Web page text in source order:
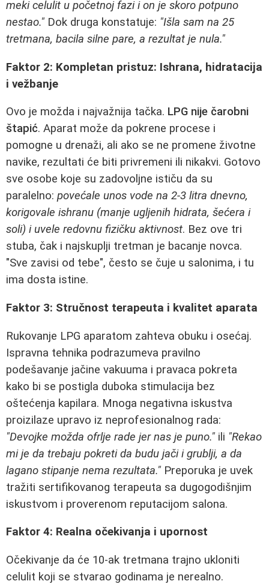
meki celulit u početnoj fazi i on je skoro potpuno
nestao." Dok druga konstatuje: "Išla sam na 25
tretmana, bacila silne pare, a rezultat je nula."
Faktor 2: Kompletan pristuz: Ishrana, hidratacija
i vežbanje
Ovo je možda i najvažnija tačka. LPG nije čarobni
štapić. Aparat može da pokrene procese i
pomogne u drenaži, ali ako se ne promene životne
navike, rezultati će biti privremeni ili nikakvi. Gotovo
sve osobe koje su zadovoljne ističu da su
paralelno: povećale unos vode na 2-3 litra dnevno,
korigovale ishranu (manje ugljenih hidrata, šećera i
soli) i uvele redovnu fizičku aktivnost. Bez ove tri
stuba, čak i najskuplji tretman je bacanje novca.
"Sve zavisi od tebe", često se čuje u salonima, i tu
ima dosta istine.
Faktor 3: Stručnost terapeuta i kvalitet aparata
Rukovanje LPG aparatom zahteva obuku i osećaj.
Ispravna tehnika podrazumeva pravilno
podešavanje jačine vakuuma i pravaca pokreta
kako bi se postigla duboka stimulacija bez
oštećenja kapilara. Mnoga negativna iskustva
proizilaze upravo iz neprofesionalnog rada:
"Devojke možda ofrlje rade jer nas je puno." ili "Rekao
mi je da trebaju pokreti da budu jači i grublji, a da
lagano stipanje nema rezultata." Preporuka je uvek
tražiti sertifikovanog terapeuta sa dugogodišnjim
iskustvom i proverenom reputacijom salona.
Faktor 4: Realna očekivanja i upornost
Očekivanje da će 10-ak tretmana trajno ukloniti
celulit koji se stvarao godinama je nerealno.